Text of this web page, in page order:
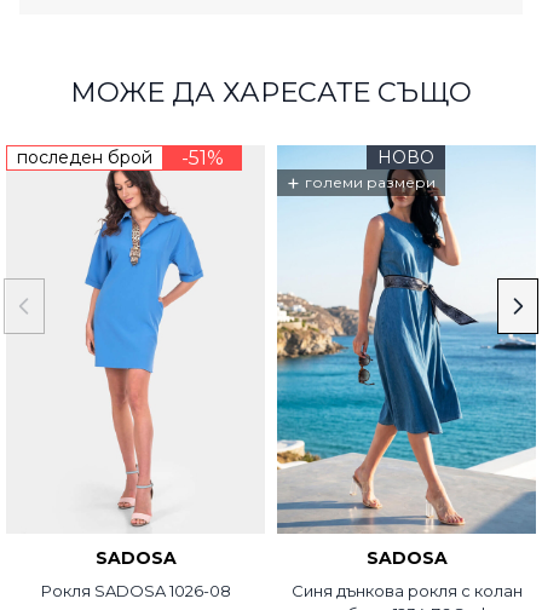
МОЖЕ ДА ХАРЕСАТЕ СЪЩО
последен брой -51%
SADOSA
Рокля SADOSA 1026-08
НОВО
+ големи размери
SADOSA
Синя дънкова рокля с колан